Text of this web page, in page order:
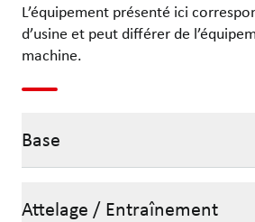
L’équipement présenté ici
d’usine et peut différer de
machine.
Base
Attelage / Entraînement